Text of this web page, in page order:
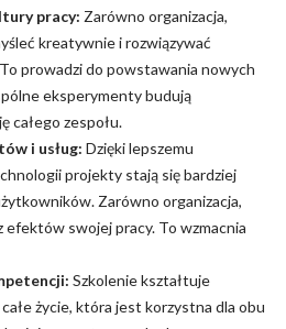
pracy: Zarówno organizacja,
kreatywnie i rozwiązywać
prowadzi do powstawania nowych
eksperymenty budują
całego zespołu.
i usług: Dzięki lepszemu
projekty stają się bardziej
Zarówno organizacja,
efektów swojej pracy. To wzmacnia
Szkolenie kształtuje
życie, która jest korzystna dla obu